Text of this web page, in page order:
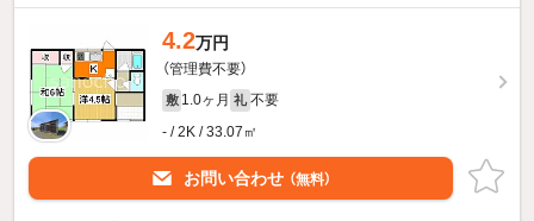
4.2万円
（管理費不要）
敷 1.0ヶ月 礼 不要
- / 2K / 33.07㎡
お問い合わせ （無料）